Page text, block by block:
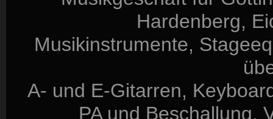
Hardenberg,
Musikinstrumente,
A- und E-Gitarren,
PA und Beschallung,